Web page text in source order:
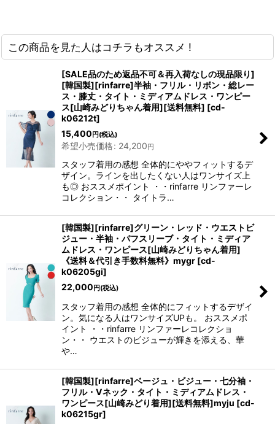
この商品を見た人はコチラもオススメ !
[SALE品のため返品不可＆再入荷なしの現品限り]
[韓国製][rinfarre]半袖・フリル・リボン・総レー
ス・膝丈・タイト・ミディアムドレス・ワンピー
ス[山崎みどりちゃん着用][送料無料] [cd-
k06212t]
15,400 円 (税込)
希望小売価格: 24,200円
スタッフ着用の感想 全体的にややフィットするデ
ザイン。ラインを出したくない人はワンサイズ上
も◎ おススメポイント ・・rinfarre リンファーレ
コレクション・・ タイトラ…
[韓国製][rinfarre]グリーン・レッド・ウエストビ
ジュー・半袖・パフスリーブ・タイト・ミディア
ムドレス・ワンピース[山崎みどりちゃん着用]
《送料＆代引き手数料無料》mygr [cd-
k06205gi]
22,000 円 (税込)
スタッフ着用の感想 全体的にフィットするデザイ
ン。気になる人はワンサイズUPも。 おススメポ
イント ・・rinfarre リンファーレコレクショ
ン・・ ウエストのビジューが輝きを添える、華
や…
[韓国製][rinfarre]ベージュ・ビジュー・七分袖・
フリル・Vネック・タイト・ミディアムドレス・
ワンピース[山崎みどり着用][送料無料]myju [cd-
k06215gr]